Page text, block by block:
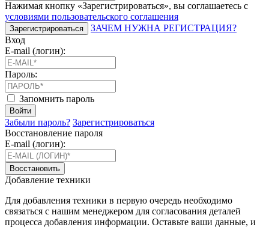
Нажимая кнопку «Зарегистрироваться», вы соглашаетесь с
условиями пользовательского соглашения
Зарегистрироваться
ЗАЧЕМ НУЖНА РЕГИСТРАЦИЯ?
Вход
E-mail (логин):
Пароль:
Запомнить пароль
Войти
Забыли пароль? Зарегистрироваться
Восстановление пароля
E-mail (логин):
Восстановить
Добавление техники
Для добавления техники в первую очередь необходимо
связаться с нашим менеджером для согласования деталей
процесса добавления информации. Оставьте ваши данные, и